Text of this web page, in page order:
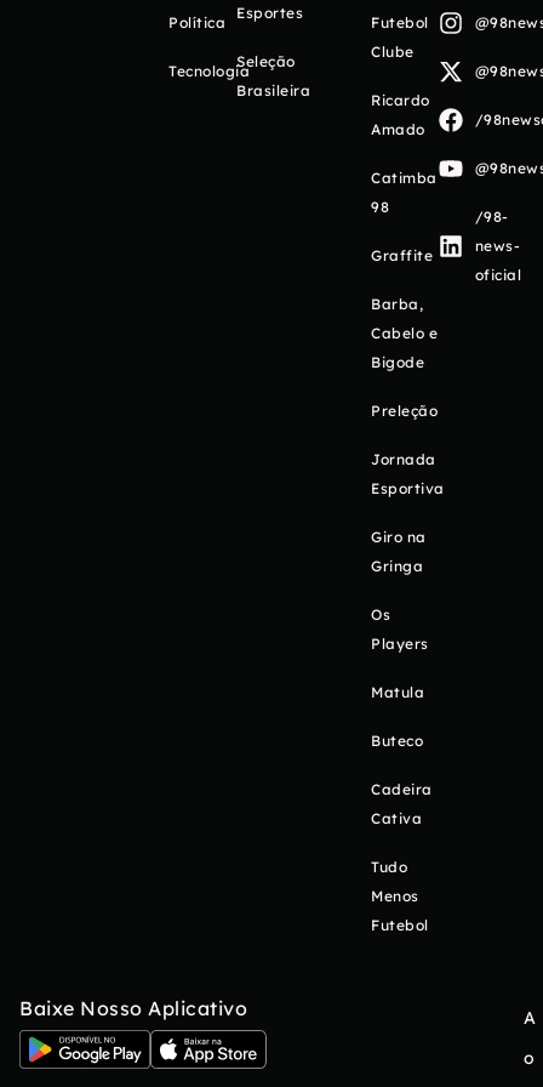
Política
Tecnologia
Esportes
Seleção
Brasileira
Futebol
Clube
Ricardo
Amado
Catimba
98
Graffite
Barba,
Cabelo e
Bigode
Preleção
Jornada
Esportiva
Giro na
Gringa
Os
Players
Matula
Buteco
Cadeira
Cativa
Tudo
Menos
Futebol
/
/98-
news-
oficial
Baixe Nosso Aplicativo
A
o